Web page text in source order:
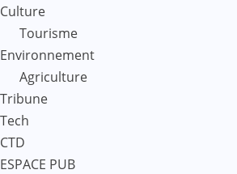
Culture
Tourisme
Environnement
Agriculture
Tribune
Tech
CTD
ESPACE PUB